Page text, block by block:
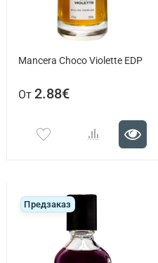
Mancera Choco Violette EDP
От 2.88€
Предзаказ